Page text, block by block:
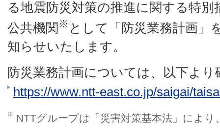
る地震防災対策の推進に関する特
公共機関 ※ として「防災業務計画」
知らせいたします。
防災業務計画については、以下よ
https://www.ntt-east.co.jp/saigai/
※ NTTグループは「災害対策基本法」によ